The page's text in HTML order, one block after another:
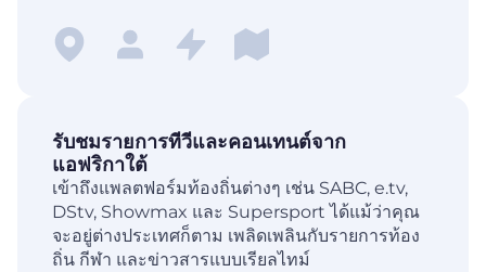
รับชมรายการทีวีและคอนเทนต์จาก
แอฟริกาใต้
เข้าถึงแพลตฟอร์มท้องถิ่นต่างๆ เช่น SABC, e.tv,
DStv, Showmax และ Supersport ได้แม้ว่าคุณ
จะอยู่ต่างประเทศก็ตาม เพลิดเพลินกับรายการท้อง
ถิ่น กีฬา และข่าวสารแบบเรียลไทม์